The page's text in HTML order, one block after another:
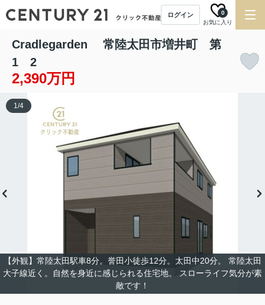
ログイン
お気に入り
0
Cradlegarden 常陸太田市増井町 第
1 2
2,390万円
【外観】常陸太田駅車8分。誉田小徒歩12分。太田中20分。 常陸太田
大子線近く。自然を身近に感じられる住宅地。 スローライフ気分が素
敵です！
1/4